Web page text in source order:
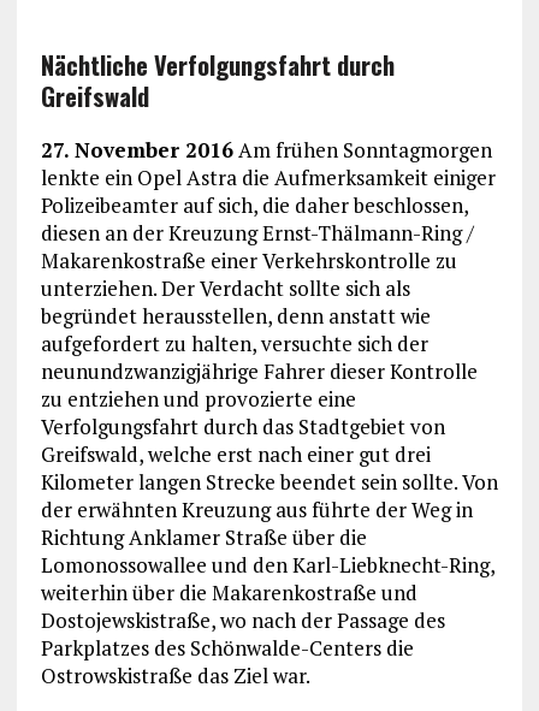
Nächtliche Verfolgungsfahrt durch
Greifswald
27. November 2016Am frühen Sonntagmorgen
lenkte ein Opel Astra die Aufmerksamkeit einiger
Polizeibeamter auf sich, die daher beschlossen,
diesen an der Kreuzung Ernst-Thälmann-Ring /
Makarenkostraße einer Verkehrskontrolle zu
unterziehen. Der Verdacht sollte sich als
begründet herausstellen, denn anstatt wie
aufgefordert zu halten, versuchte sich der
neunundzwanzigjährige Fahrer dieser Kontrolle
zu entziehen und provozierte eine
Verfolgungsfahrt durch das Stadtgebiet von
Greifswald, welche erst nach einer gut drei
Kilometer langen Strecke beendet sein sollte. Von
der erwähnten Kreuzung aus führte der Weg in
Richtung Anklamer Straße über die
Lomonossowallee und den Karl-Liebknecht-Ring,
weiterhin über die Makarenkostraße und
Dostojewskistraße, wo nach der Passage des
Parkplatzes des Schönwalde-Centers die
Ostrowskistraße das Ziel war.